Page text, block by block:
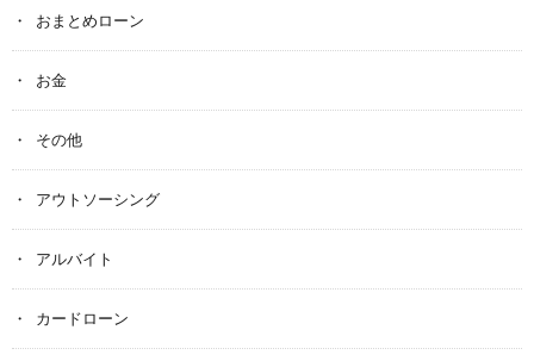
おまとめローン
お金
その他
アウトソーシング
アルバイト
カードローン